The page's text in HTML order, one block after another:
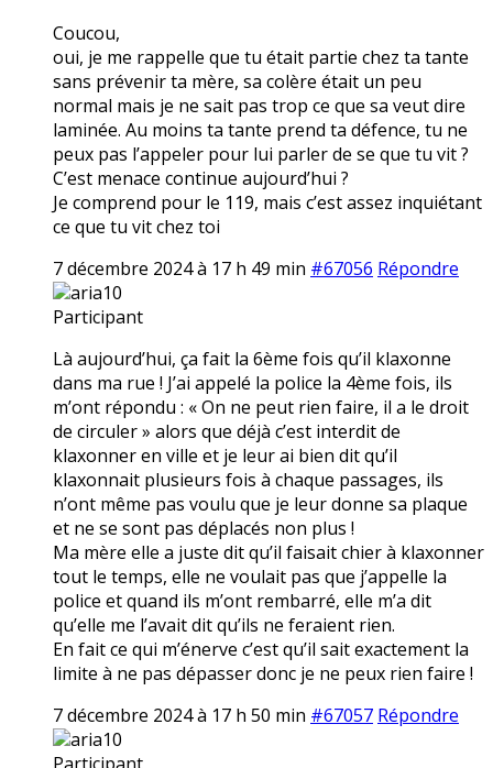
Coucou,
oui, je me rappelle que tu était partie chez ta tante
sans prévenir ta mère, sa colère était un peu
normal mais je ne sait pas trop ce que sa veut dire
laminée. Au moins ta tante prend ta défence, tu ne
peux pas l’appeler pour lui parler de se que tu vit ?
C’est menace continue aujourd’hui ?
Je comprend pour le 119, mais c’est assez inquiétant
ce que tu vit chez toi
7 décembre 2024 à 17 h 49 min #67056 Répondre
aria10
Participant
Là aujourd’hui, ça fait la 6ème fois qu’il klaxonne
dans ma rue ! J’ai appelé la police la 4ème fois, ils
m’ont répondu : « On ne peut rien faire, il a le droit
de circuler » alors que déjà c’est interdit de
klaxonner en ville et je leur ai bien dit qu’il
klaxonnait plusieurs fois à chaque passages, ils
n’ont même pas voulu que je leur donne sa plaque
et ne se sont pas déplacés non plus !
Ma mère elle a juste dit qu’il faisait chier à klaxonner
tout le temps, elle ne voulait pas que j’appelle la
police et quand ils m’ont rembarré, elle m’a dit
qu’elle me l’avait dit qu’ils ne feraient rien.
En fait ce qui m’énerve c’est qu’il sait exactement la
limite à ne pas dépasser donc je ne peux rien faire !
7 décembre 2024 à 17 h 50 min #67057 Répondre
aria10